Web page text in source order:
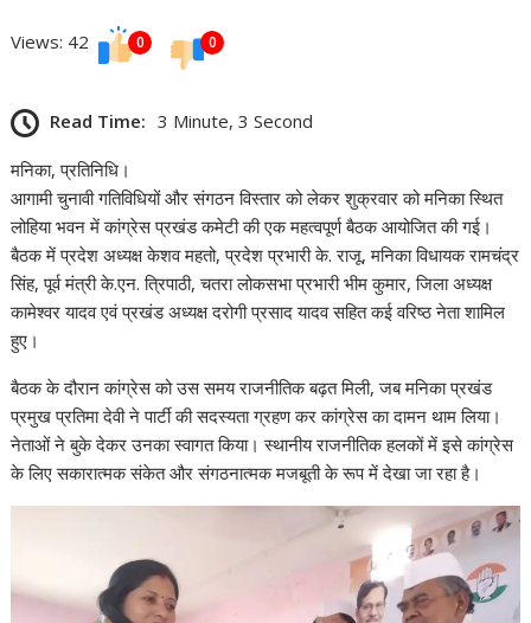
Views: 42 0 0
Read Time: 3 Minute, 3 Second
मनिका, प्रतिनिधि।
आगामी चुनावी गतिविधियों और संगठन विस्तार को लेकर शुक्रवार को मनिका स्थित
लोहिया भवन में कांग्रेस प्रखंड कमेटी की एक महत्वपूर्ण बैठक आयोजित की गई।
बैठक में प्रदेश अध्यक्ष केशव महतो, प्रदेश प्रभारी के. राजू, मनिका विधायक रामचंद्र
सिंह, पूर्व मंत्री के.एन. त्रिपाठी, चतरा लोकसभा प्रभारी भीम कुमार, जिला अध्यक्ष
कामेश्वर यादव एवं प्रखंड अध्यक्ष दरोगी प्रसाद यादव सहित कई वरिष्ठ नेता शामिल
हुए।
बैठक के दौरान कांग्रेस को उस समय राजनीतिक बढ़त मिली, जब मनिका प्रखंड
प्रमुख प्रतिमा देवी ने पार्टी की सदस्यता ग्रहण कर कांग्रेस का दामन थाम लिया।
नेताओं ने बुके देकर उनका स्वागत किया। स्थानीय राजनीतिक हलकों में इसे कांग्रेस
के लिए सकारात्मक संकेत और संगठनात्मक मजबूती के रूप में देखा जा रहा है।